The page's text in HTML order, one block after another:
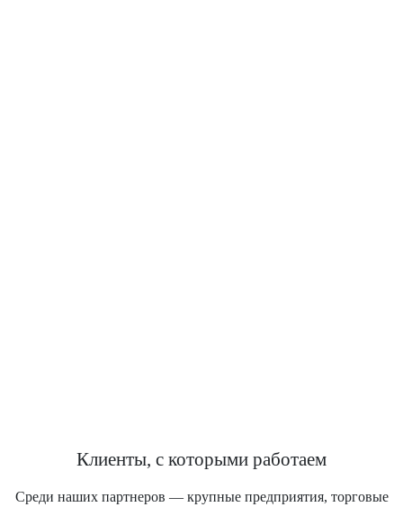
Клиенты, с которыми работаем
Среди наших партнеров — крупные предприятия, торговые